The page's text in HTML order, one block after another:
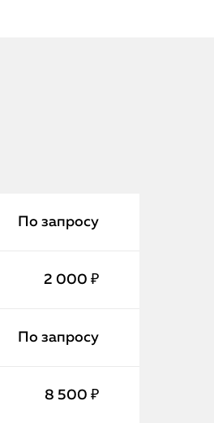
По запросу
2 000 ₽
По запросу
8 500 ₽